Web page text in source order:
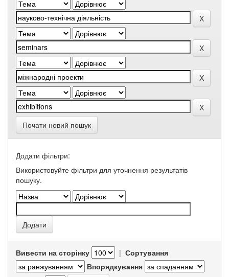
Почати новий пошук
Додати фільтри:
Використовуйте фільтри для уточнення результатів
пошуку.
Вивести на сторінку | Сортування
Впорядкування